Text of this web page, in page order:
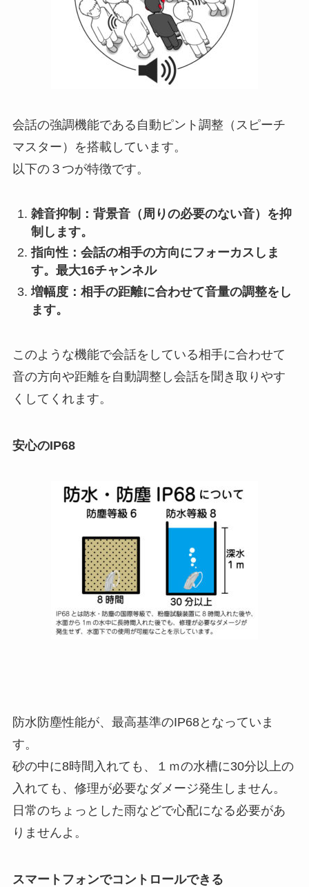
会話の強調機能である自動ピント調整（スピーチ
マスター）を搭載しています。
以下の３つが特徴です。
雑音抑制：背景音（周りの必要のない音）を抑
制します。
指向性：会話の相手の方向にフォーカスしま
す。最大16チャンネル
増幅度：相手の距離に合わせて音量の調整をし
ます。
このような機能で会話をしている相手に合わせて
音の方向や距離を自動調整し会話を聞き取りやす
くしてくれます。
安心のIP68
防水防塵性能が、最高基準のIP68となっていま
す。
砂の中に8時間入れても、１ｍの水槽に30分以上の
入れても、修理が必要なダメージ発生しません。
日常のちょっとした雨などで心配になる必要があ
りませんよ。
スマートフォンでコントロールできる